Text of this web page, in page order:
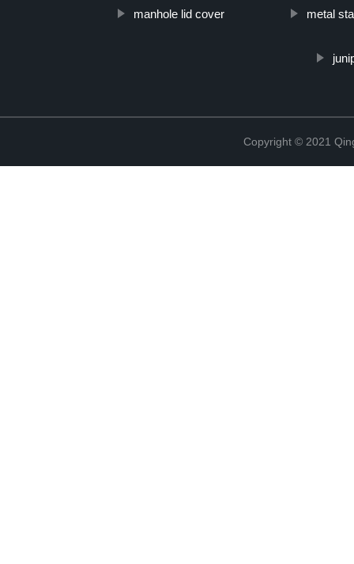
manhole lid cover metal
Copyright © 2021